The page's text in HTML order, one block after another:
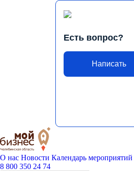
Есть вопрос?
Написать
О нас Новости Календарь мероприятий
8 800 350 24 74